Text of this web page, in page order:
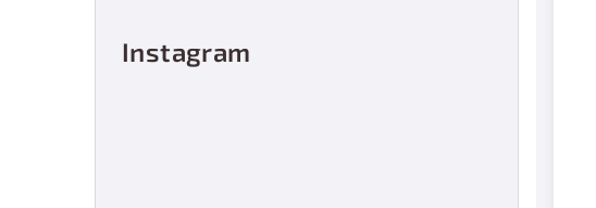
Instagram